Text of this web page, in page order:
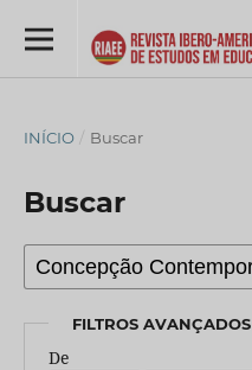
INÍCIO / Buscar
Buscar
FILTROS AVANÇADOS
De